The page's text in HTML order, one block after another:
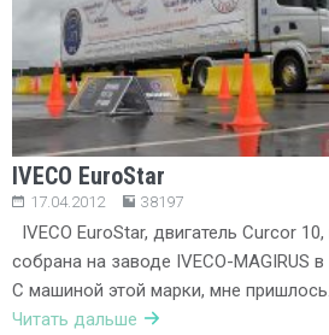
IVECO EuroStar
17.04.2012 38197
IVECO EuroStar, двигатель Curcor
собрана на заводе IVECO-MAGIRUS
С машиной этой марки, мне
Читать дальше